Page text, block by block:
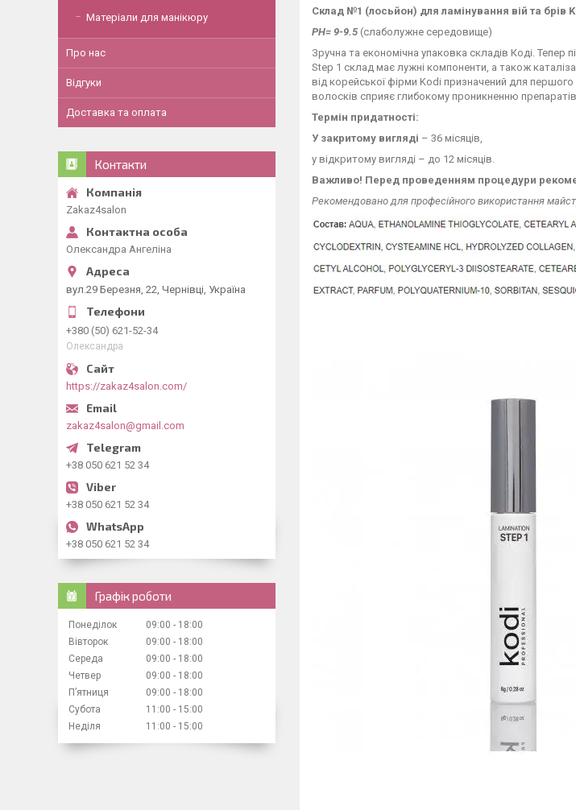
Склад №1 (лосьйон) для ламінування вій та брів
PH= 9-9.5(слаболужне середовище)
Зручна та економічна упаковка складів Коді.
Step 1 склад має лужні компоненти, а також
від корейської фірми Kodi призначений для першого
волосків сприяє глибокому проникненню
Термін придатності:
У закритому вигляді – 36 місяців,
у відкритому вигляді – до 12 місяців.
Важливо! Перед проведенням процедури
Рекомендовано для професійного використання
Матеріали для манікюру
Про нас
Відгуки
Доставка та оплата
Контакти
Zakaz4salon
Олександра Ангеліна
вул.29 Березня, 22, Чернівці, Україна
+380 (50) 621-52-34
Олександра
https://zakaz4salon.com/
zakaz4salon@gmail.com
+38 050 621 52 34
+38 050 621 52 34
+38 050 621 52 34
Графік роботи
Понеділок 09:00
18:00
Вівторок
09:00
18:00
Середа
09:00
18:00
Четвер
09:00
18:00
Пʼятниця
09:00
18:00
Субота
11:00
15:00
Неділя
11:00 15:00